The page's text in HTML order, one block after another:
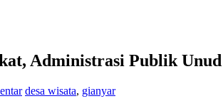
Administrasi Publik
desa wisata, gianyar